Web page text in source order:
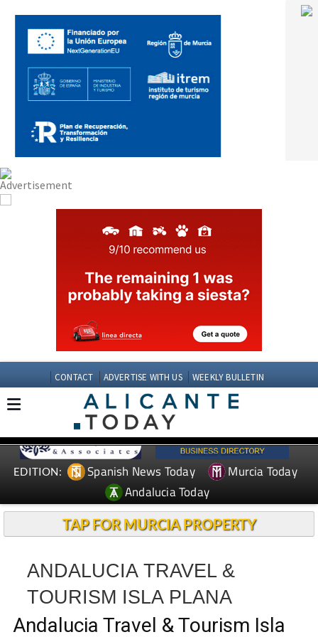
CONTACT ADVERTISE WITH US WEEKLY BULLETIN
EDITION: Spanish News Today
Murcia Today
Andalucia Today
TAP FOR MURCIA PROPERTY
ANDALUCIA TRAVEL &
TOURISM ISLA PLANA
Andalucia Travel & Tourism Isla